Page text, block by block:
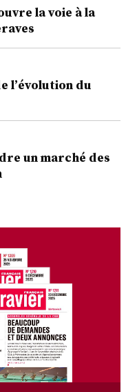
la voie à la
l’évolution du
un marché des